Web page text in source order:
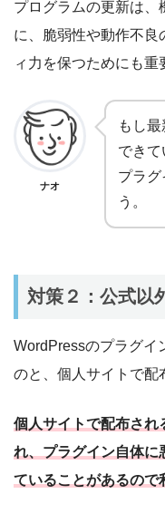
プログラムの更新は
に、脆弱性や動作不良
ィ力を保つためにも重
ナオ
もし
でき
プラグ
う。
対策２：公式以
WordPressのプラグイ
のと、個人サイトで配
個人サイトで配布され
れ、プラグイン自体に
ていることがあるので